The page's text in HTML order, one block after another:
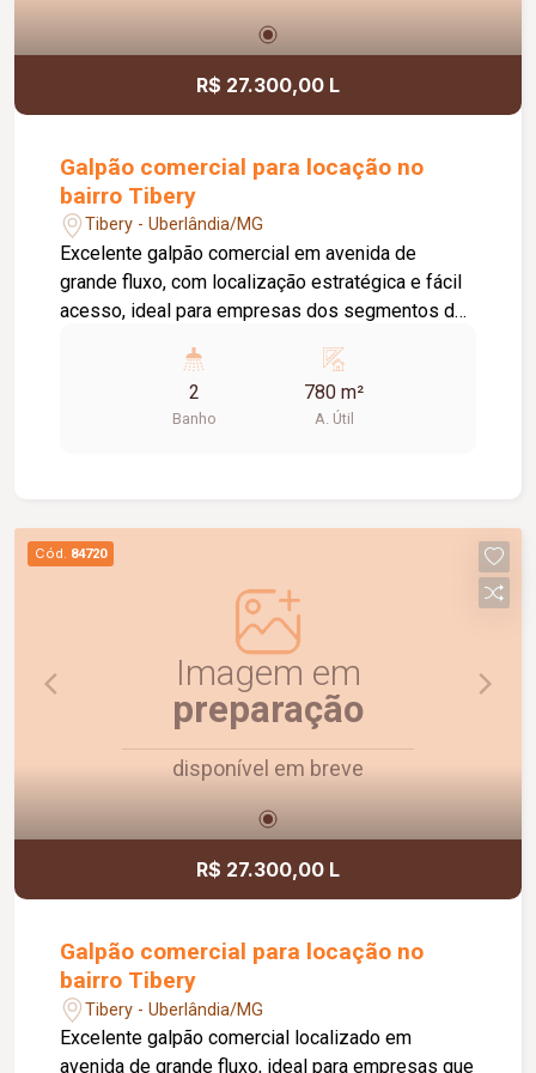
R$ 27.300,00 L
Galpão comercial para locação no
bairro Tibery
Tibery - Uberlândia/MG
Excelente galpão comercial em avenida de
grande fluxo, com localização estratégica e fácil
acesso, ideal para empresas dos segmentos de
imóvel conta com aproximadamente 780 m² de
vão livre, pé-direito de 10 metros,
proporcionando amplo espaço para
oferecendo uma estrutura completa para atender
às necessidades da sua empresa. Uma
excelente oportunidade para quem busca um
imóvel funcional, com ótima visibilidade e pronto
para impulsionar o seu negócio.
2
Banho
780 m²
A. Útil
Cód. 84720
Imagem em
preparação
disponível em breve
R$ 27.300,00 L
Galpão comercial para locação no
bairro Tibery
Tibery - Uberlândia/MG
Excelente galpão comercial localizado em
avenida de grande fluxo, ideal para empresas que